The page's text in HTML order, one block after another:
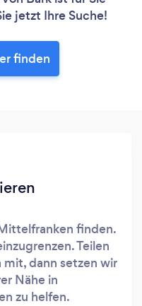
jetzt Ihre Suche!
finden
finden.
Teilen
dann setzen wir
Nähe in
zu helfen.